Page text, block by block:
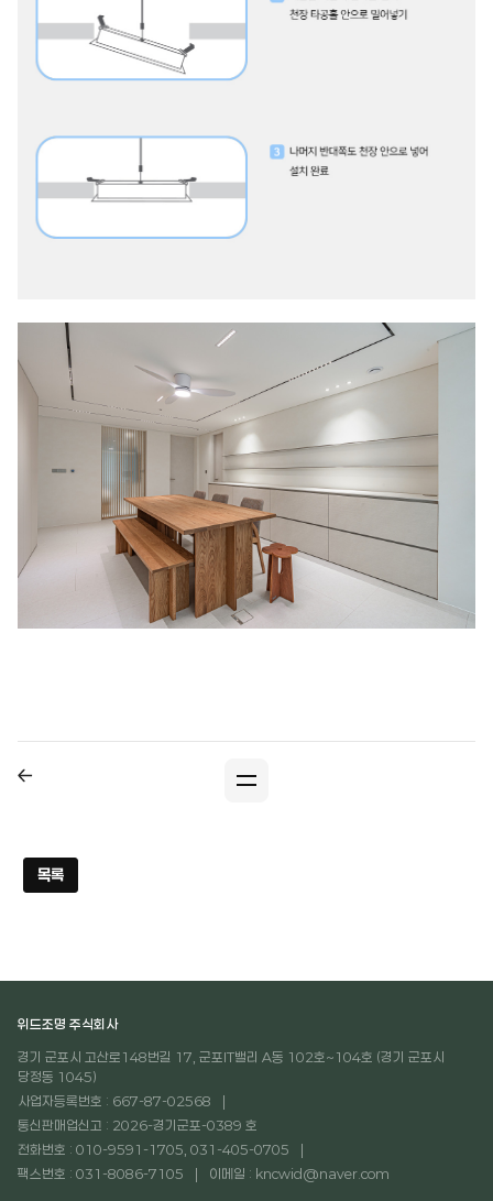
목록
위드조명 주식회사
경기 군포시 고산로148번길 17, 군포IT밸리 A동 102호~104호 (경기 군포시
당정동 1045)
사업자등록번호 : 667-87-02568
통신판매업신고 : 2026-경기군포-0389 호
전화번호 : 010-9591-1705, 031-405-0705
팩스번호 : 031-8086-7105
이메일 : kncwid@naver.com